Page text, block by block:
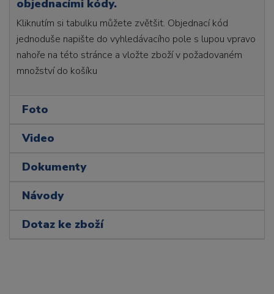
objednacími kódy.
Kliknutím si tabulku můžete zvětšit. Objednací kód
jednoduše napište do vyhledávacího pole s lupou vpravo
nahoře na této stránce a vložte zboží v požadovaném
množství do košíku
Foto
Video
Dokumenty
Návody
Dotaz ke zboží